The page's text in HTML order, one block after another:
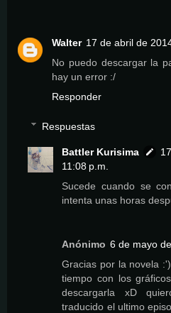
Walter 17 de abril de
No puedo descargar la
hay un error :/
Responder
Respuestas
Battler Kurisima
11:08 p.m.
Sucede cuando se
intenta unas horas
Anónimo 6 de mayo
Gracias por la novela
tiempo con los
descargarla xD
traducido el ultimo